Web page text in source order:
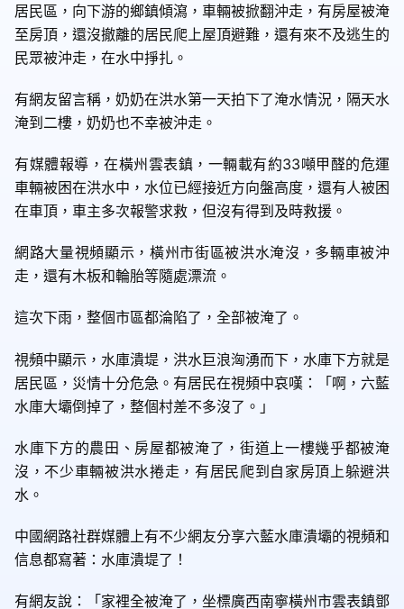
居民區，向下游的鄉鎮傾瀉，車輛被掀翻沖走，有房屋被淹
至房頂，還沒撤離的居民爬上屋頂避難，還有來不及逃生的
民眾被沖走，在水中掙扎。
有網友留言稱，奶奶在洪水第一天拍下了淹水情況，隔天水
淹到二樓，奶奶也不幸被沖走。
有媒體報導，在橫州雲表鎮，一輛載有約33噸甲醛的危運
車輛被困在洪水中，水位已經接近方向盤高度，還有人被困
在車頂，車主多次報警求救，但沒有得到及時救援。
網路大量視頻顯示，橫州市街區被洪水淹沒，多輛車被沖
走，還有木板和輪胎等隨處漂流。
這次下雨，整個市區都淪陷了，全部被淹了。
視頻中顯示，水庫潰堤，洪水巨浪洶湧而下，水庫下方就是
居民區，災情十分危急。有居民在視頻中哀嘆：「啊，六藍
水庫大壩倒掉了，整個村差不多沒了。」
水庫下方的農田、房屋都被淹了，街道上一樓幾乎都被淹
沒，不少車輛被洪水捲走，有居民爬到自家房頂上躲避洪
水。
中國網路社群媒體上有不少網友分享六藍水庫潰壩的視頻和
信息都寫著：水庫潰堤了！
有網友說：「家裡全被淹了，坐標廣西南寧橫州市雲表鎮鄧